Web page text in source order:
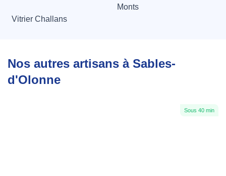
Monts
Vitrier Challans
Nos autres artisans à Sables-
d'Olonne
Sous 40 min